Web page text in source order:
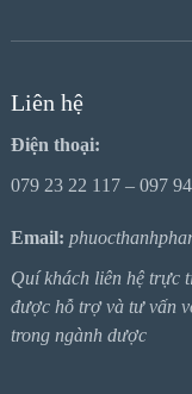
Liên hệ
Điện thoại:
079 23 22 117 – 097
Email:
Quí khách liên hệ trực
được hỗ trợ và tư vấn
trong ngành dược